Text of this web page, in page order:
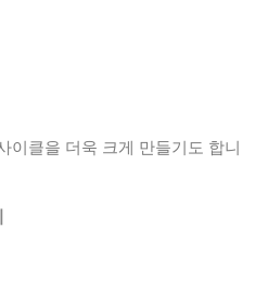
이클을 더욱 크게 만들기도 합니